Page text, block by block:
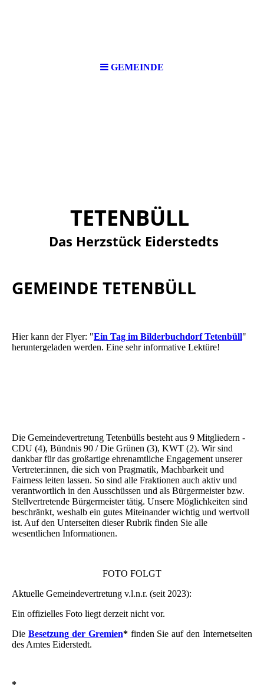
GEMEINDE
TETENBÜLL
Das Herzstück Eiderstedts
GEMEINDE TETENBÜLL
Hier kann der Flyer: "Ein Tag im Bilderbuchdorf Tetenbüll"
heruntergeladen werden. Eine sehr informative Lektüre!
Die Gemeindevertretung Tetenbülls besteht aus 9 Mitgliedern -
CDU (4), Bündnis 90 / Die Grünen (3), KWT (2). Wir sind
dankbar für das großartige ehrenamtliche Engagement unserer
Vertreter:innen, die sich von Pragmatik, Machbarkeit und
Fairness leiten lassen. So sind alle Fraktionen auch aktiv und
verantwortlich in den Ausschüssen und als Bürgermeister bzw.
Stellvertretende Bürgermeister tätig. Unsere Möglichkeiten sind
beschränkt, weshalb ein gutes Miteinander wichtig und wertvoll
ist. Auf den Unterseiten dieser Rubrik finden Sie alle
wesentlichen Informationen.
FOTO FOLGT
Aktuelle Gemeindevertretung v.l.n.r. (seit 2023):
Ein offizielles Foto liegt derzeit nicht vor.
Die Besetzung der Gremien*finden Sie auf den Internetseiten
des Amtes Eiderstedt.
*